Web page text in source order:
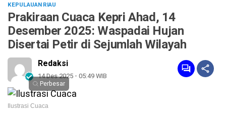
KEPULAUAN RIAU
Prakiraan Cuaca Kepri Ahad, 14
Desember 2025: Waspadai Hujan
Disertai Petir di Sejumlah Wilayah
Redaksi
14 Des 2025 - 05:49 WIB
Perbesar
Ilustrasi Cuaca